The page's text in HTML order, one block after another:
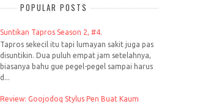
POPULAR POSTS
Suntikan Tapros Season 2, #4.
Tapros sekecil itu tapi lumayan sakit juga pas
disuntikin. Dua puluh empat jam setelahnya,
biasanya bahu gue pegel-pegel sampai harus
d...
Review: Goojodoq Stylus Pen Buat Kaum